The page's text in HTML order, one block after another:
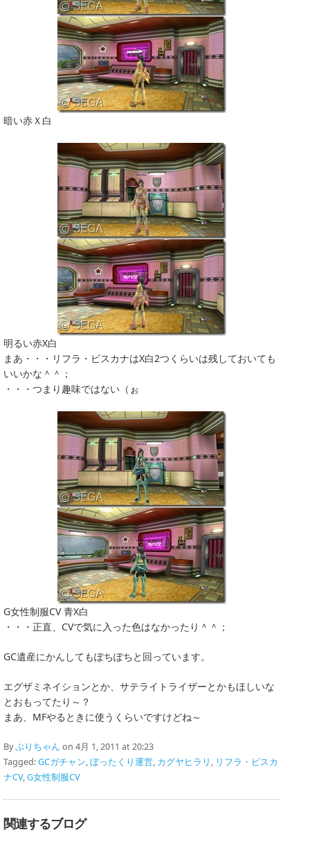
暗い赤Ｘ白
明るい赤X白
まあ・・・リフラ・ビスカナはX白2つくらいは残しておいても
いいかな＾＾；
・・・つまり趣味ではない（ぉ
G女性制服CV 青X白
・・・正直、CVで気に入った色はなかったり＾＾；
GC遺産にかんしてもぽちぽちと回っています。
エグザミネイションとか、サテライトライザーとかもほしいな
とおもってたり～？
まあ、MFやるときに使うくらいですけどね～
Byぶりちゃん on 4月 1, 2011 at 20:23
Tagged:GCガチャン,ぼったくり運営, カグヤヒラリ , リフラ・ビスカ
ナCV,G女性制服CV
関連するブログ